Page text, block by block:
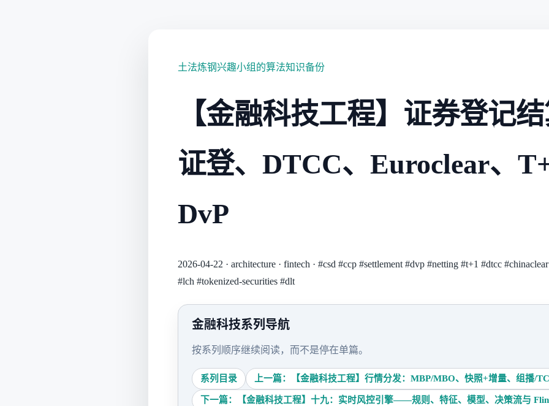
土法炼钢兴趣小组的算法知识备份
【金融科技工程】证券登记
证登、DTCC、Euroclear、
DvP
2026-04-22 · architecture · fintech · #csd #ccp #settlement #dvp #netting #t+1 #dtcc #chinaclear
#lch #tokenized-securities #dlt
金融科技系列导航
按系列顺序继续阅读，而不是停在单篇。
系列目录 上一篇：【金融科技工程】行情分发：MBP/MBO、快照+增量、组播/
下一篇：【金融科技工程】十九：实时风控引擎——规则、特征、模型、决策流与